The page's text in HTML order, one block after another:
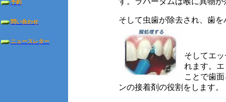
予約
問い合わせ
ニュースレター
そして虫歯が除去され、歯
そしてエ
れます。
ことで歯
ンの接着剤の役割をします。